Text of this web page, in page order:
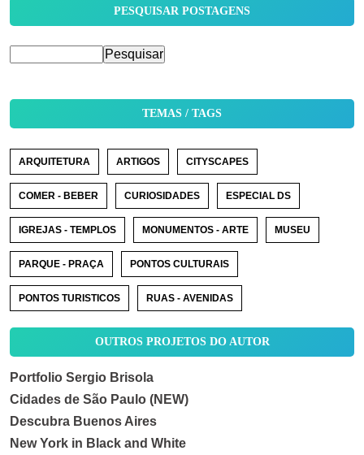
PESQUISAR POSTAGENS
TEMAS / TAGS
ARQUITETURA ARTIGOS CITYSCAPES
COMER - BEBER CURIOSIDADES ESPECIAL DS
IGREJAS - TEMPLOS MONUMENTOS - ARTE MUSEU
PARQUE - PRAÇA PONTOS CULTURAIS
PONTOS TURISTICOS RUAS - AVENIDAS
OUTROS PROJETOS DO AUTOR
Portfolio Sergio Brisola
Cidades de São Paulo (NEW)
Descubra Buenos Aires
New York in Black and White